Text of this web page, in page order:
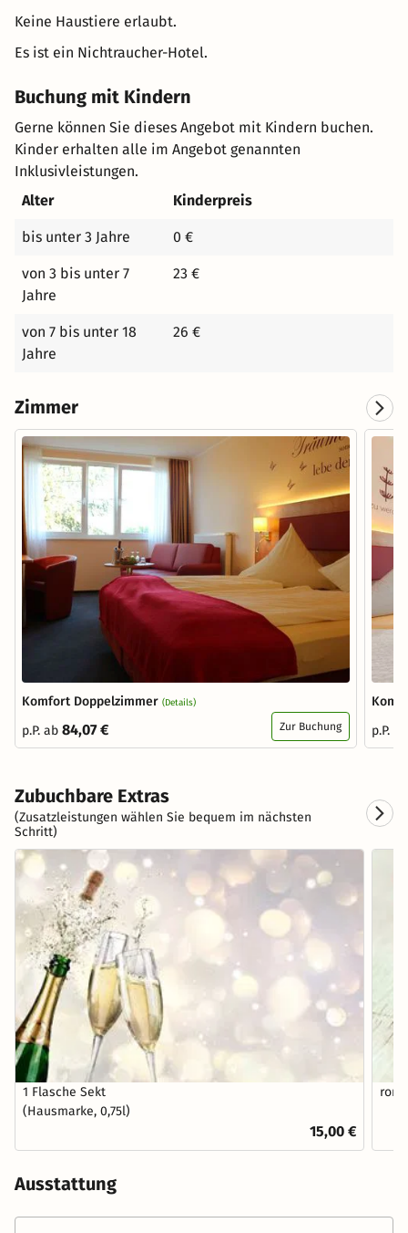
Keine Haustiere erlaubt.
Es ist ein Nichtraucher-Hotel.
Buchung mit Kindern
Gerne können Sie dieses Angebot mit Kindern buchen.
Kinder erhalten alle im Angebot genannten
Inklusivleistungen.
Alter
Kinderpreis
bis unter 3 Jahre 0 €
von 3 bis unter 7
Jahre
23 €
von 7 bis unter 18
Jahre
26 €
Zimmer
Komfort Doppelzimmer (Details)
p.P. ab 84,07 € Zur Buchung
p.P.
Zubuchbare Extras
(Zusatzleistungen wählen Sie bequem im nächsten
Schritt)
1 Flasche Sekt
(Hausmarke, 0,75l)
15,00 €
Ausstattung